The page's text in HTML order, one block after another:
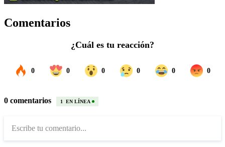
Comentarios